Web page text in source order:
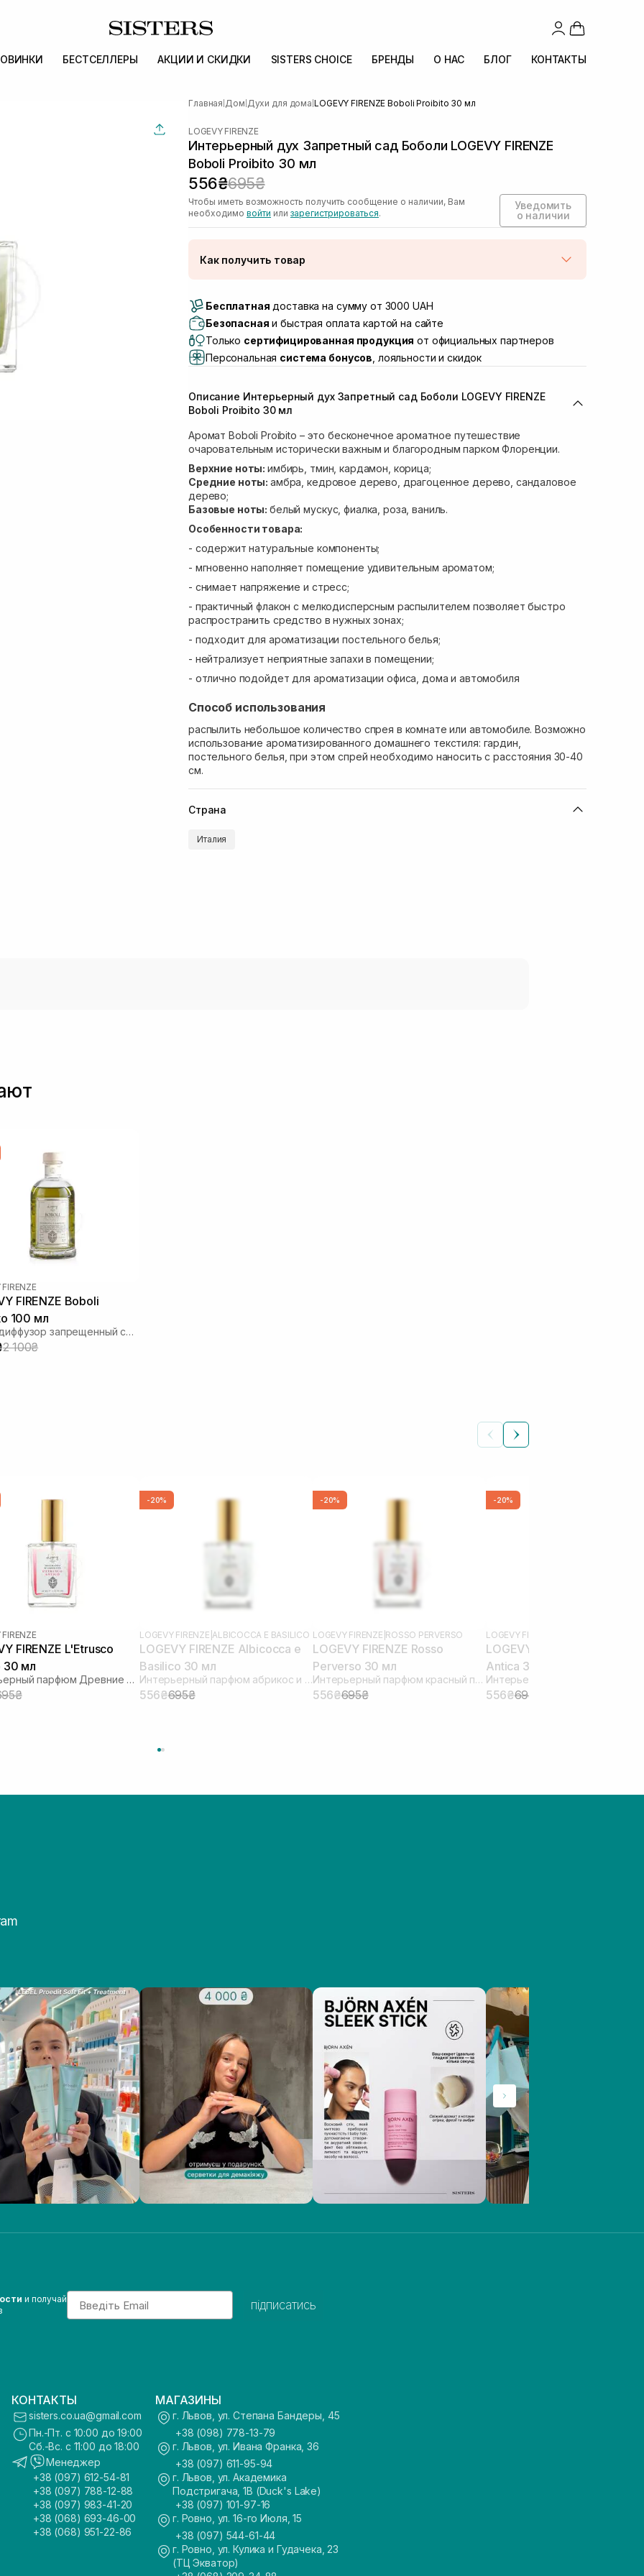
БЕСТСЕЛЛЕРЫ АКЦИИ И СКИДКИ SISTERS CHOICE БРЕНДЫ О НАС БЛОГ КОНТАКТЫ
Главная Дом Духи для дома LOGEVY FIRENZE Boboli Proibito 30 мл
LOGEVY FIRENZE
Интерьерный дух Запретный сад Боболи LOGEVY FIRENZE
Boboli Proibito 30 мл
556₴695₴
Чтобы иметь возможность получить сообщение о наличии, Вам
необходимо войти или зарегистрироваться.
Уведомить
о наличии
Как получить товар
Самовывоз г. Луцк, Винниченка 4
Самовывоз г. Львов, ул. Академика Подстригача, 1В (Duck's
Самовывоз Львов (Ивана Франко 36) Нет в наличии!
Самовывоз г. Львов ул. Степана Бандеры 43 Нет в наличии!
Самовывоз г. Ровно, ул. Кулика и Гудачека 23 (ТЦ Экватор) Нет в наличии!
Бесплатная доставка на сумму от 3000 UAH
Безопасная и быстрая оплата картой на сайте
Только сертифицированная продукция от официальных партнеров
Персональная система бонусов , лояльности и скидок
Описание Интерьерный дух Запретный сад Боболи LOGEVY FIRENZE
Boboli Proibito 30 мл
Аромат Boboli Proibito – это бесконечное ароматное путешествие
очаровательным исторически важным и благородным парком Флоренции.
Верхние ноты:имбирь, тмин, кардамон, корица;
Средние ноты:амбра, кедровое дерево, драгоценное дерево, сандаловое
дерево;
Базовые ноты:белый мускус, фиалка, роза, ваниль.
Особенности товара:
- содержит натуральные компоненты;
- мгновенно наполняет помещение удивительным ароматом;
- снимает напряжение и стресс;
- практичный флакон с мелкодисперсным распылителем позволяет быстро
распространить средство в нужных зонах;
- подходит для ароматизации постельного белья;
- нейтрализует неприятные запахи в помещении;
- отлично подойдет для ароматизации офиса, дома и автомобиля
Способ использования
распылить небольшое количество спрея в комнате или автомобиле. Возможно
использование ароматизированного домашнего текстиля: гардин,
постельного белья, при этом спрей необходимо наносить с расстояния 30-40
см.
Страна
Италия
FIRENZE Boboli
100 мл
Аромадиффузор запрещенный сад боболи
2 100₴
FIRENZE L'Etrusco
30 мл
Интерьерный парфюм Древние Этруски
-20%
LOGEVY FIRENZE ALBICOCCA E BASILICO
LOGEVY FIRENZE Albicocca e
Basilico 30 мл
Интерьерный парфюм абрикос и базилик
556₴695₴
-20%
LOGEVY FIRENZE ROSSO PERVERSO
LOGEVY FIRENZE Rosso
Perverso 30 мл
Интерьерный парфюм красный перверс
556₴695₴
-20%
LOGEVY FIRENZE
LOGEVY FIRENZE Firenze
Antica 30 мл
556₴695₴
и получайEmail
підписатись
КОНТАКТЫ
sisters.co.ua@gmail.com
Пн.-Пт. с 10:00 до 19:00
Сб.-Вс. с 11:00 до 18:00
Менеджер
+38 (097) 612-54-81
+38 (097) 788-12-88
+38 (097) 983-41-20
+38 (068) 693-46-00
+38 (068) 951-22-86
МАГАЗИНЫ
г. Львов, ул. Степана Бандеры, 45
+38 (098) 778-13-79
г. Львов, ул. Ивана Франка, 36
+38 (097) 611-95-94
г. Львов, ул. Академика
Подстригача, 1В (Duck's Lake)
+38 (097) 101-97-16
г. Ровно, ул. 16-го Июля, 15
+38 (097) 544-61-44
г. Ровно, ул. Кулика и Гудачека, 23
(ТЦ Экватор)